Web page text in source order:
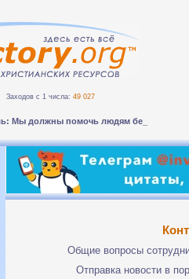
с 1 числа: 49 027
Мы должны помочь людям безопас-
Общие вопросы
Отправка новости в